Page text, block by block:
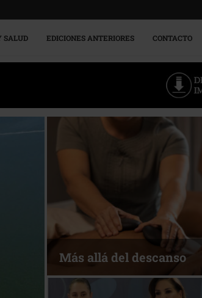
SALUD EDICIONES ANTERIORES CONTACTO
Energía que Impulsa la